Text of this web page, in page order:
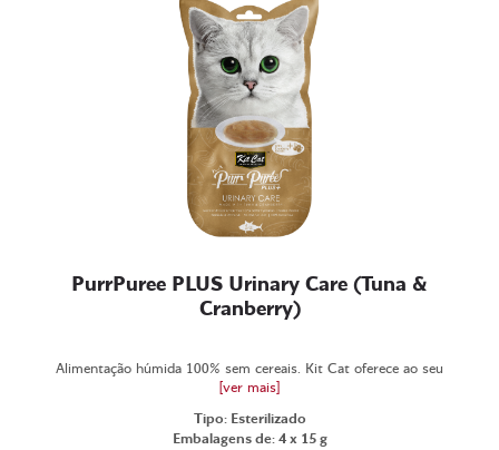
PurrPuree PLUS Urinary Care (Tuna &
Cranberry)
Alimentação húmida 100% sem cereais. Kit Cat oferece ao seu
[ver mais]
Tipo: Esterilizado
Embalagens de: 4 x 15 g